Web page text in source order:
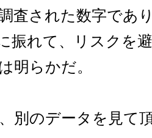
査された数字であ
振れて、リスクを
明らかだ。
別のデータを見て